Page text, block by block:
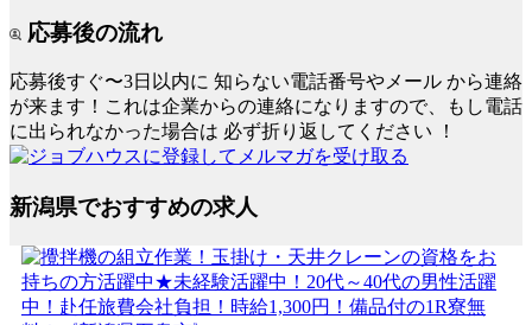
応募後の流れ
応募後すぐ〜3日以内に 知らない電話番号やメール から連絡
が来ます！これは企業からの連絡になりますので、もし電話
に出られなかった場合は 必ず折り返してください ！
新潟県でおすすめの求人